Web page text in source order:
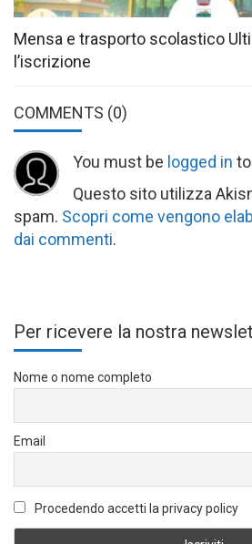
Mensa e trasporto scolastico
l’iscrizione
COMMENTS (0)
You must be logged in
Questo sito utilizza
spam. Scopri come vengono
dai commenti.
Per ricevere la nostra
Nome o nome completo
Email
Procedendo accetti la privacy policy